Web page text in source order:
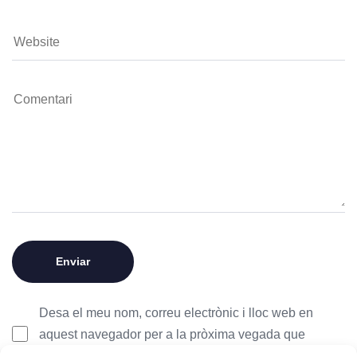
Desa el meu nom, correu electrònic i lloc web en
aquest navegador per a la pròxima vegada que